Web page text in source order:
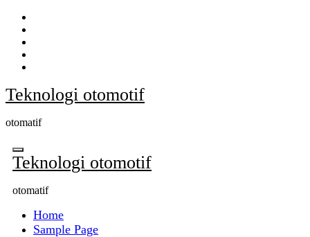
Skip
content
Teknologi otomotif
otomatif
Teknologi otomotif
otomatif
Home
Sample Page